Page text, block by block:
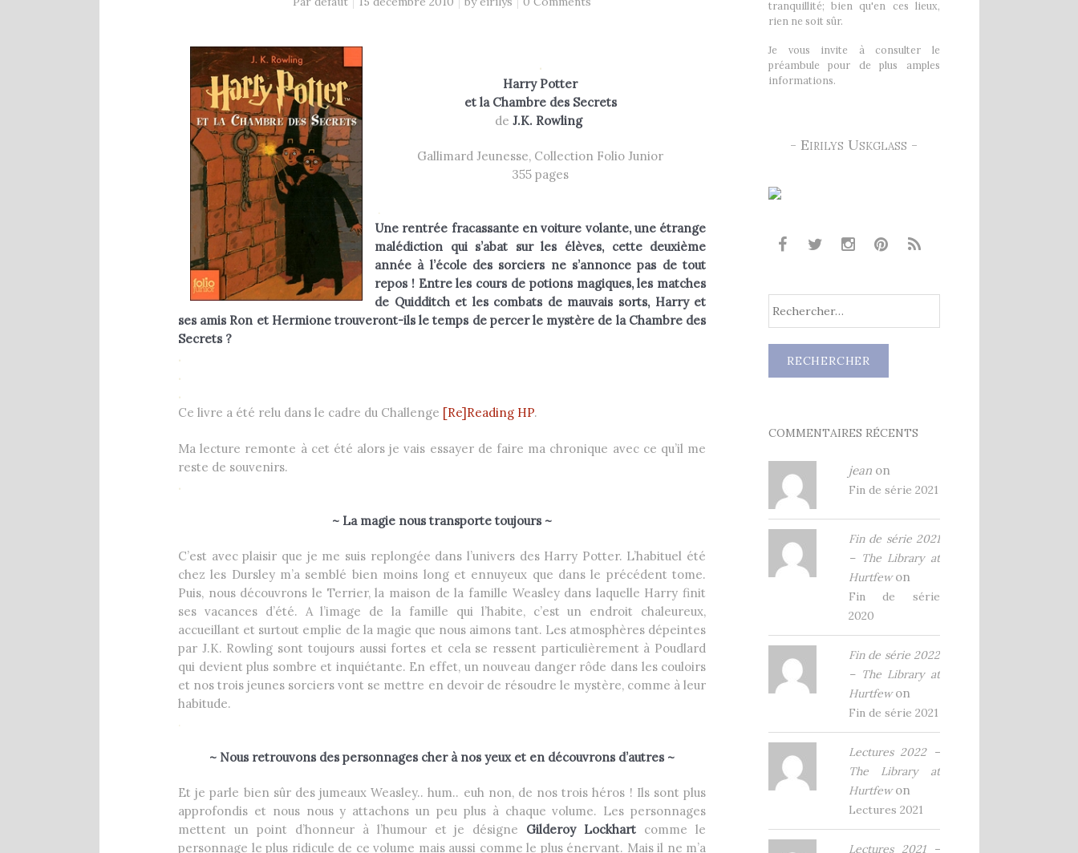
.
Harry Potter
et la Chambre des Secrets
deJ.K. Rowling
Gallimard Jeunesse, Collection Folio Junior
355 pages
.
Une rentrée fracassante en voiture volante, une étrange
malédiction qui s’abat sur les élèves, cette deuxième
année à l’école des sorciers ne s’annonce pas de tout
repos ! Entre les cours de potions magiques, les matches
de Quidditch et les combats de mauvais sorts, Harry et
ses amis Ron et Hermione trouveront-ils le temps de percer le mystère de la Chambre des
Secrets ?
.
.
.
Ce livre a été relu dans le cadre du Challenge [Re]Reading HP.
Ma lecture remonte à cet été alors je vais essayer de faire ma chronique avec ce qu’il me
reste de souvenirs.
.
~ La magie nous transporte toujours ~
C’est avec plaisir que je me suis replongée dans l’univers des Harry Potter. L’habituel été
chez les Dursley m’a semblé bien moins long et ennuyeux que dans le précédent tome.
Puis, nous découvrons le Terrier, la maison de la famille Weasley dans laquelle Harry finit
ses vacances d’été. A l’image de la famille qui l’habite, c’est un endroit chaleureux,
accueillant et surtout emplie de la magie que nous aimons tant. Les atmosphères dépeintes
par J.K. Rowling sont toujours aussi fortes et cela se ressent particulièrement à Poudlard
qui devient plus sombre et inquiétante. En effet, un nouveau danger rôde dans les couloirs
et nos trois jeunes sorciers vont se mettre en devoir de résoudre le mystère, comme à leur
habitude.
.
~ Nous retrouvons des personnages cher à nos yeux et en découvrons d’autres ~
Et je parle bien sûr des jumeaux Weasley.. hum.. euh non, de nos trois héros ! Ils sont plus
approfondis et nous nous y attachons un peu plus à chaque volume. Les personnages
mettent un point d’honneur à l’humour et je désigne Gilderoy Lockhart comme le
personnage le plus ridicule de ce volume mais aussi comme le plus énervant. Mais il ne m’a
tranquillité; bien qu'en ces lieux,
rien ne soit sûr.
Je vous invite à consulter le
préambule pour de plus amples
informations.
- Eirilys Uskglass -
COMMENTAIRES RÉCENTS
jeanon
Fin de série 2021
Fin de série 2021
– The Library at
Hurtfewon
Fin de série
2020
Fin de série 2022
– The Library at
Hurtfewon
Fin de série 2021
Lectures 2022 –
The Library at
Hurtfewon
Lectures 2021
Lectures 2021 –